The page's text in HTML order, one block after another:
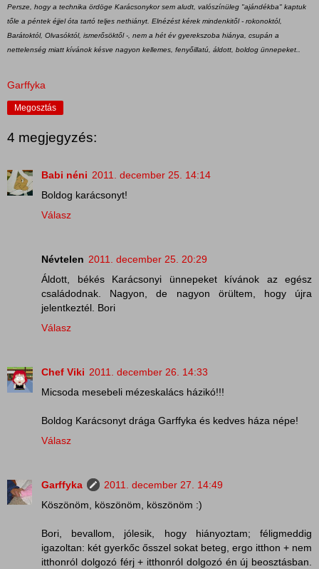
Persze, hogy a technika ördöge Karácsonykor sem aludt, valószínüleg "ajándékba" kaptuk
tőle a péntek éjjel óta tartó teljes nethiányt. Elnézést kérek mindenkitől - rokonoktól,
Barátoktól, Olvasóktól, ismerősöktől -, nem a hét év gyerekszoba hiánya, csupán a
nettelenség miatt kívánok késve nagyon kellemes, fenyőillatú, áldott, boldog ünnepeket..
Garffyka
Megosztás
4 megjegyzés:
Babi néni 2011. december 25. 14:14
Boldog karácsonyt!
Válasz
Névtelen 2011. december 25. 20:29
Áldott, békés Karácsonyi ünnepeket kívánok az egész
családodnak. Nagyon, de nagyon örültem, hogy újra
jelentkeztél. Bori
Válasz
Chef Viki 2011. december 26. 14:33
Micsoda mesebeli mézeskalács házikó!!!
Boldog Karácsonyt drága Garffyka és kedves háza népe!
Válasz
Garffyka
2011. december 27. 14:49
Köszönöm, köszönöm, köszönöm :)
Bori, bevallom, jólesik, hogy hiányoztam; féligmeddig
igazoltan: két gyerkőc ősszel sokat beteg, ergo itthon + nem
itthonról dolgozó férj + itthonról dolgozó én új beosztásban.